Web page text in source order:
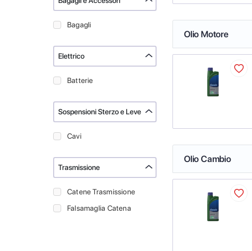
Bagagli
Elettrico
Batterie
Sospensioni Sterzo e Leve
Cavi
Trasmissione
Catene Trasmissione
Falsamaglia Catena
Olio Motore
Olio Cambio